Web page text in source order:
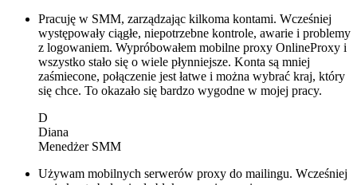
Pracuję w SMM, zarządzając kilkoma kontami. Wcześniej
występowały ciągłe, niepotrzebne kontrole, awarie i problemy
z logowaniem. Wypróbowałem mobilne proxy OnlineProxy i
wszystko stało się o wiele płynniejsze. Konta są mniej
zaśmiecone, połączenie jest łatwe i można wybrać kraj, który
się chce. To okazało się bardzo wygodne w mojej pracy.
D
Diana
Menedżer SMM
Używam mobilnych serwerów proxy do mailingu. Wcześniej